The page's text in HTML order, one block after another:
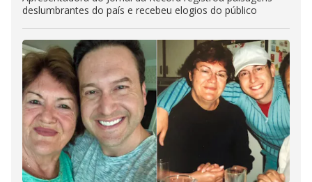
deslumbrantes do país e recebeu elogios do público